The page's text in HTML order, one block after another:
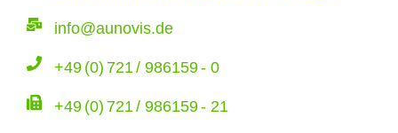
info@aunovis.de
+49 (0) 721 / 986159 - 0
+49 (0) 721 / 986159 - 21